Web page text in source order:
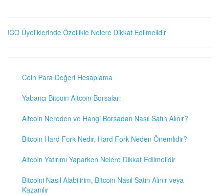
ICO Üyeliklerinde Özellikle Nelere Dikkat Edilmelidir
Coin Para Değeri Hesaplama
Yabancı Bitcoin Altcoin Borsaları
Altcoin Nereden ve Hangi Borsadan Nasıl Satın Alınır?
Bitcoin Hard Fork Nedir, Hard Fork Neden Önemlidir?
Altcoin Yatırımı Yaparken Nelere Dikkat Edilmelidir
Bitcoini Nasıl Alabilirim, Bitcoin Nasıl Satın Alınır veya
Kazanılır